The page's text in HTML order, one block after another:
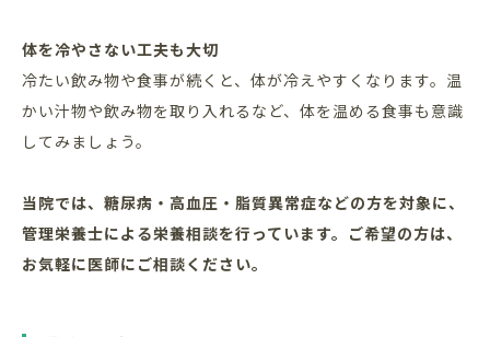
体を冷やさない工夫も大切
冷たい飲み物や食事が続くと、体が冷えやすくなります。温
かい汁物や飲み物を取り入れるなど、体を温める食事も意識
してみましょう。
当院では、糖尿病・高血圧・脂質異常症などの方を対象に、
管理栄養士による栄養相談を行っています。ご希望の方は、
お気軽に医師にご相談ください。